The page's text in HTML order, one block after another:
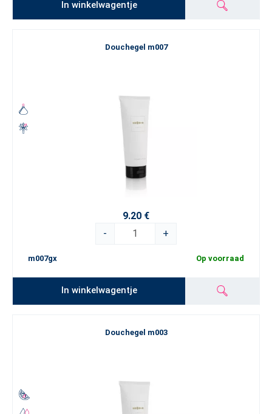
In winkelwagentje
Douchegel m007
9.20 €
-
+
m007gx Op voorraad
In winkelwagentje
Douchegel m003